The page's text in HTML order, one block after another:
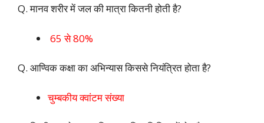
Q. मानव शरीर में जल की मात्रा कितनी होती है?
65 से 80%
Q. आण्विक कक्षा का अभिन्यास किससे नियंत्रित होता है?
चुम्बकीय क्वांटम संख्या